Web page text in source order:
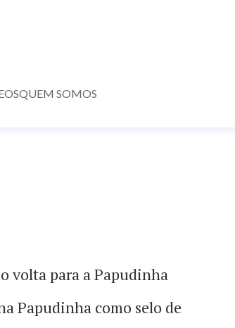
QUEM SOMOS
volta para a Papudinha
Papudinha como selo de